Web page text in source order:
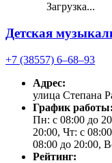
Загрузка...
Детская
+7 (38557) 6‒68‒93
Адрес:
улица Степана
График работы:
Пн: с 08:00 до
20:00, Чт: с
08:00 до 20:00,
Рейтинг: